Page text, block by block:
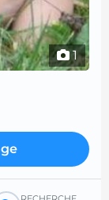
1